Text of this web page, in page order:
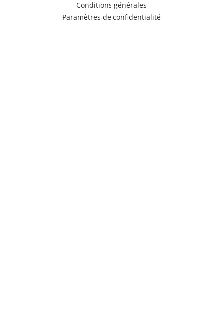
Conditions générales
Paramètres de confidentialité